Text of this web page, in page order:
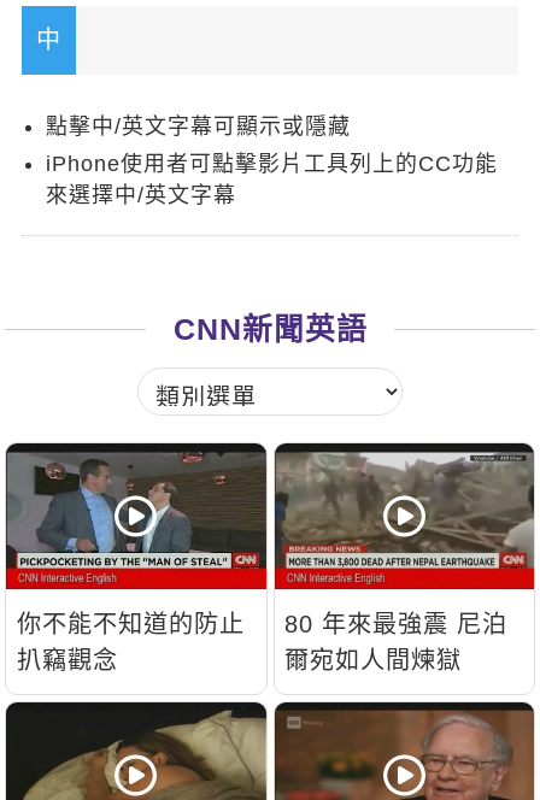
點擊中/英文字幕可顯示或隱藏
iPhone使用者可點擊影片工具列上的CC功能
來選擇中/英文字幕
CNN新聞英語
你不能不知道的防止
扒竊觀念
80 年來最強震 尼泊
爾宛如人間煉獄